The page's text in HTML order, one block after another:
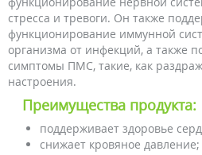
стресса и тревоги. Он также
функционирование иммунной
организма от инфекций, а также
симптомы ПМС, такие, как
настроения.
Преимущества продукта:
поддерживает здоровье
снижает кровяное давление;